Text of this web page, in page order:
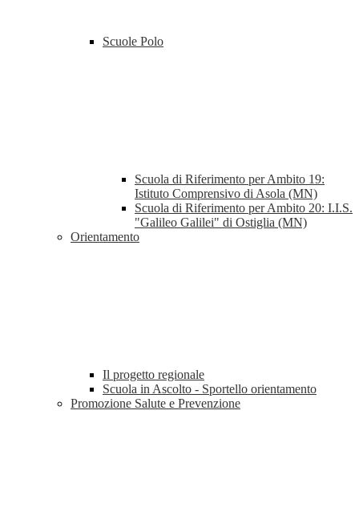
Scuole Polo
Scuola di Riferimento per Ambito 19:
Istituto Comprensivo di Asola (MN)
Scuola di Riferimento per Ambito 20: I.I.S.
"Galileo Galilei" di Ostiglia (MN)
Orientamento
Il progetto regionale
Scuola in Ascolto - Sportello orientamento
Promozione Salute e Prevenzione